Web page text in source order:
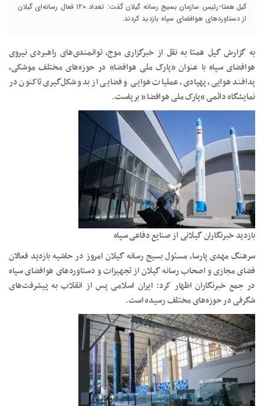
گیل همتا-رئیس سازمان بسیج رسانه گیلان گفت: تعداد ۱۲۰ فعال رسانه‌ای گیلان
از دستاوردهای هوافضای سپاه بازدید کردند.
به گزارش گیل همتا به نقل از خبرگزاری موج، توانمندی‌های راهبردی نیروی
هوافضای سپاه با عنوان «پارک ملی هوافضا» در حوزه‌های مختلف موشکی،
پدافند هوایی، پهپادی، عملیات هوایی و فضایی از بدو شکل‌گیری تاکنون در
نمایشگاه دائمی “پارک ملی هوافضا ” برپاست.
بازدید خبرنگاران گیلانی از صنایع دفاعی سپاه
سرهنگ مهدی پارسا، مسئول بسیج رسانه گیلان امروز در حاشیه بازدید فعالان
فضای مجازی و اصحاب رسانه گیلان از تجهیزات و دستاوردهای هوافضای سپاه
در جمع خبرنگاران اظهار کرد: ایران اسلامی پس از انقلاب به پیشرفت‌های
شگرفی در حوزه‌های مختلف رسیده است.